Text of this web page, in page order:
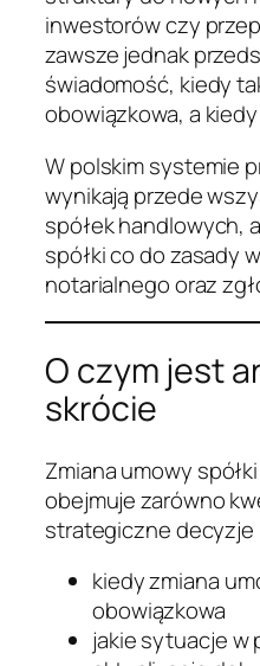
inwestorów czy
zawsze jednak
świadomość, kiedy
obowiązkowa, a
W polskim systemie
wynikają przede
spółek handlowych,
spółki co do zasady
notarialnego oraz
O czym jest
skrócie
Zmiana umowy
obejmuje zarówno
strategiczne decyzje
kiedy zmiana
obowiązkowa
jakie sytuacje w